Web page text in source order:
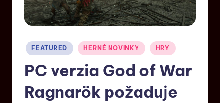
FEATURED HERNÉ NOVINKY HRY
PC verzia God of War
Ragnarök požaduje